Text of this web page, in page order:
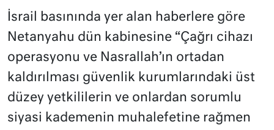
İsrail basınında yer alan haberlere göre
Netanyahu dün kabinesine “Çağrı cihazı
operasyonu ve Nasrallah’ın ortadan
kaldırılması güvenlik kurumlarındaki üst
düzey yetkililerin ve onlardan sorumlu
siyasi kademenin muhalefetine rağmen